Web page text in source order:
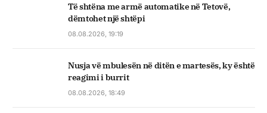
Të shtëna me armë automatike në Tetovë,
dëmtohet një shtëpi
08.08.2026, 19:19
Nusja vë mbulesën në ditën e martesës, ky është
reagimi i burrit
08.08.2026, 18:49